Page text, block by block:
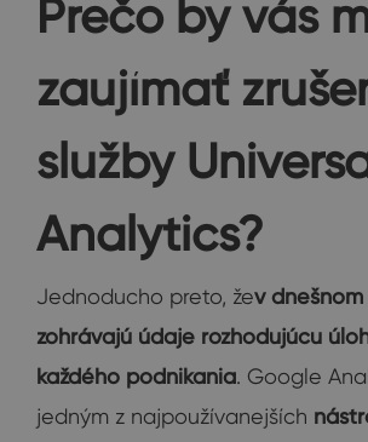
Prečo by vás
zaujímať
služby
Analytics?
Jednoducho preto, žev
zohrávajú údaje rozhodujúcu
každého podnikania. Google
jedným z najpoužívanejších